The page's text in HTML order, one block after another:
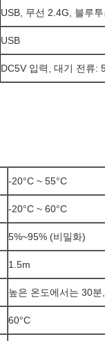
USB, 무선 2.4G, 블루투
USB
DC5V 입력, 대기 전류:
-20°C ~ 55°C
-20°C ~ 60°C
5%~95% (비밀화)
1.5m
높은 온도에서는 30분
60°C